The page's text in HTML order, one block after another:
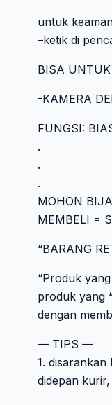
untuk
–ketik di
BISA
-KAMERA
FUNGSI:
.
.
.
MOHON
MEMBELI =
“BARANG
“Produk
produk yang
dengan
— TIPS —
1.
didepan